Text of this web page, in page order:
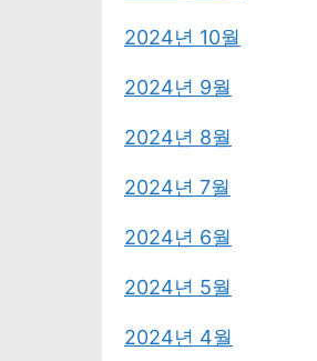
2024년 10월
2024년 9월
2024년 8월
2024년 7월
2024년 6월
2024년 5월
2024년 4월